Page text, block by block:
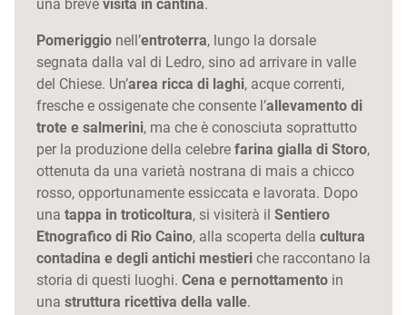
una breve visita in cantina.
Pomeriggio nell’entroterra, lungo la dorsale
segnata dalla val di Ledro, sino ad arrivare in valle
del Chiese. Un’area ricca di laghi, acque correnti,
fresche e ossigenate che consente l’allevamento di
trote e salmerini, ma che è conosciuta soprattutto
per la produzione della celebre farina gialla di Storo,
ottenuta da una varietà nostrana di mais a chicco
rosso, opportunamente essiccata e lavorata. Dopo
una tappa in troticoltura, si visiterà il Sentiero
Etnografico di Rio Caino, alla scoperta della cultura
contadina e degli antichi mestieri che raccontano la
storia di questi luoghi. Cena e pernottamento in
una struttura ricettiva della valle.